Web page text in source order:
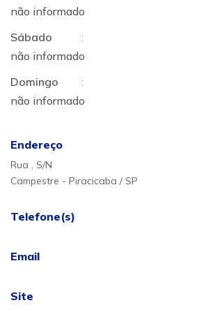
não informado
Sábado
:
não informado
Domingo
:
não informado
Endereço
Rua , S/N
Campestre - Piracicaba / SP
Telefone(s)
Email
Site